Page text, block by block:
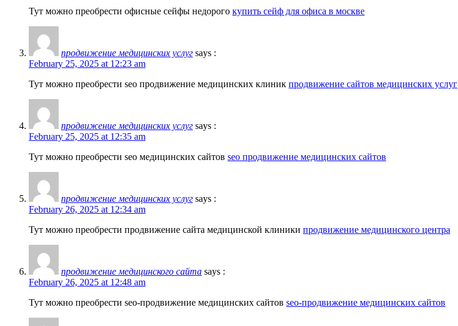
Тут можно преобрести офисные сейфы недорого купить сейф для офиса в москве
продвижение медицинских услуг says :
February 25, 2025 at 12:23 am
Тут можно преобрести seo продвижение медицинских клиник продвижение сайтов медицинских услуг
продвижение медицинских услуг says :
February 25, 2025 at 12:35 am
Тут можно преобрести seo медицинских сайтов seo продвижение медицинских сайтов
продвижение медицинских услуг says :
February 26, 2025 at 12:34 am
Тут можно преобрести продвижение сайта медицинской клиники продвижение медицинского центра
продвижение медицинского сайта says :
February 26, 2025 at 12:48 am
Тут можно преобрести seo-продвижение медицинских сайтов seo-продвижение медицинских сайтов